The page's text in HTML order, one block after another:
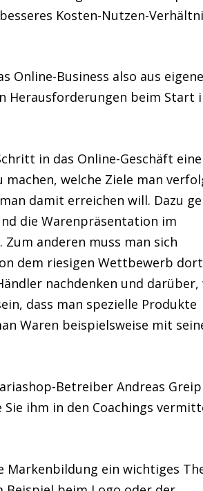
Kosten-Nutzen-
Online-Business also aus
Herausforderungen beim Start
in das Online-Geschäft
welche Ziele man
damit erreichen will. Dazu
die Warenpräsentation im
anderen muss man sich
dem riesigen Wettbewerb dort
nachdenken und darüber,
dass man spezielle Produkte
Waren beispielsweise mit
Betreiber Andreas
ihm in den Coachings
Markenbildung ein wichtiges